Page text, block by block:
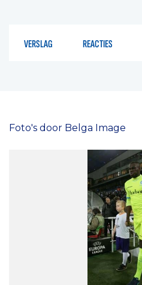
VERSLAG REACTIES
Foto's door Belga Image